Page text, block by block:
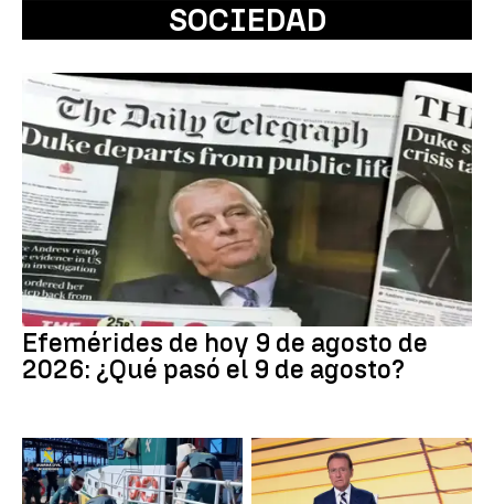
SOCIEDAD
Efemérides de hoy 9 de agosto de
2026: ¿Qué pasó el 9 de agosto?